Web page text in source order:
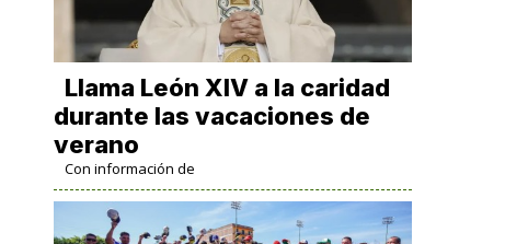
Llama León XIV a la caridad
durante las vacaciones de
verano
Con información de